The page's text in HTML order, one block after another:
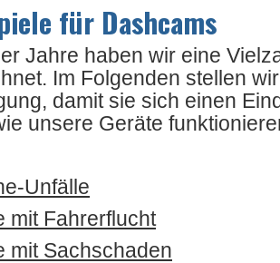
für Dashcams
Jahre haben wir eine
Im Folgenden stellen
damit sie sich einen
unsere Geräte
Unfälle
mit Fahrerflucht
mit Sachschaden